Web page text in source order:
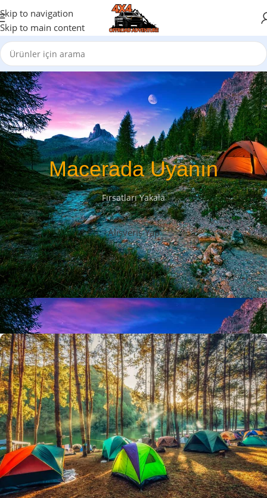
Skip to navigation
Skip to main content
Macerada Uyanın
Fırsatları Yakala
Alışveriş Yap